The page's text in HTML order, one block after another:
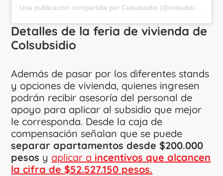
Detalles de la feria de vivienda de
Colsubsidio
Además de pasar por los diferentes stands
y opciones de vivienda, quienes ingresen
podrán recibir asesoría del personal de
apoyo para aplicar al subsidio que mejor
le corresponda. Desde la caja de
compensación señalan que se puede
separar apartamentos desde $200.000
pesos y aplicar a incentivos que alcancen
la cifra de $52.527.150 pesos.